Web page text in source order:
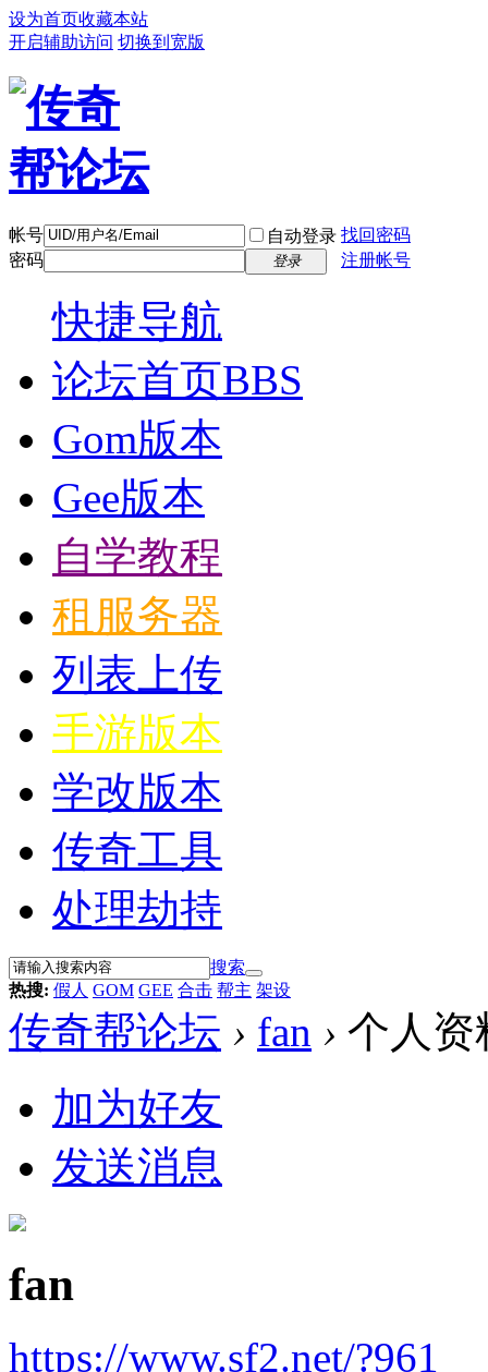
设为首页收藏本站
开启辅助访问 切换到宽版
帐号 自动登录 找回密码
密码
登录 注册帐号
快捷导航
论坛首页BBS
Gom版本
Gee版本
自学教程
租服务器
列表上传
手游版本
学改版本
传奇工具
处理劫持
搜索
热搜: 假人 GOM GEE 合击 帮主 架设
传奇帮论坛 › fan › 个人资
加为好友
发送消息
fan
https://www.sf2.net/?961